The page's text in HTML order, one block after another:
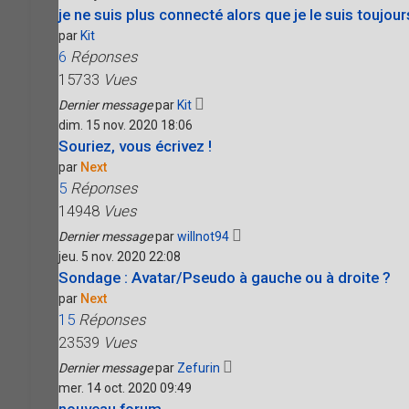
je ne suis plus connecté alors que je le suis
par Kit
6 Réponses
15733 Vues
Dernier messagepar Kit
dim. 15 nov. 2020 18:06
Souriez, vous écrivez !
par Next
5 Réponses
14948 Vues
Dernier messageparwillnot94
jeu. 5 nov. 2020 22:08
Sondage : Avatar/Pseudo à gauche ou à droite ?
par Next
15 Réponses
23539 Vues
Dernier messagepar Zefurin
mer. 14 oct. 2020 09:49